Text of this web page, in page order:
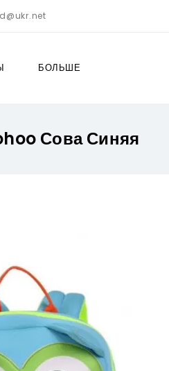
БОЛЬШЕ
Сова Синяя